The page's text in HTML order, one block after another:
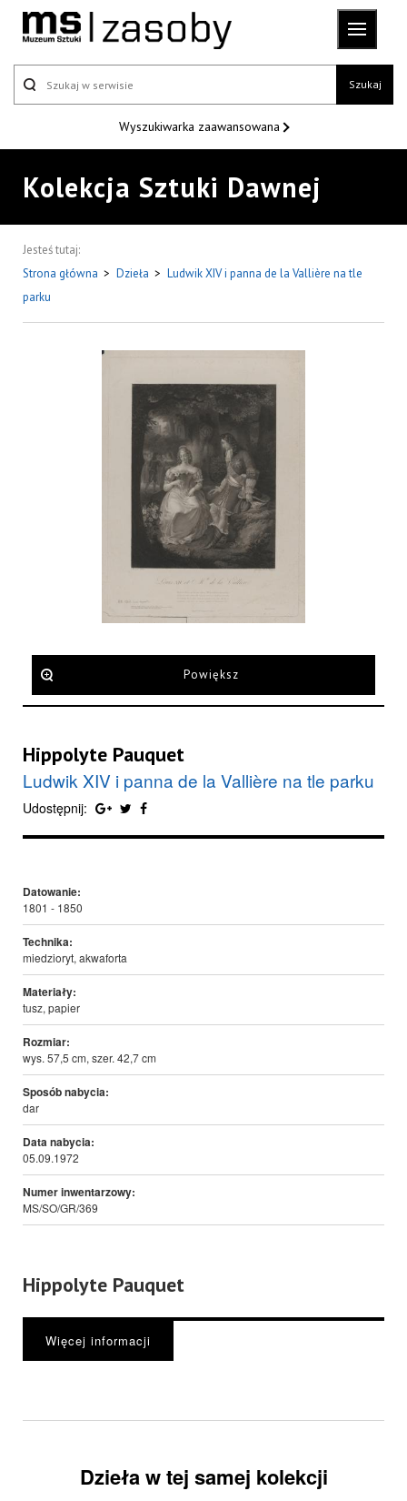
Szukaj
Wyszukiwarka zaawansowana
Kolekcja Sztuki Dawnej
Jesteś tutaj:
Strona główna > Dzieła > Ludwik XIV i panna de la Vallière na tle
parku
Powiększ
Hippolyte Pauquet
Ludwik XIV i panna de la Vallière na tle parku
Udostępnij:
Datowanie:
1801 - 1850
Technika:
miedzioryt, akwaforta
Materiały:
tusz, papier
Rozmiar:
wys. 57,5 cm, szer. 42,7 cm
Sposób nabycia:
dar
Data nabycia:
05.09.1972
Numer inwentarzowy:
MS/SO/GR/369
Hippolyte Pauquet
Więcej informacji
Dzieła w tej samej kolekcji